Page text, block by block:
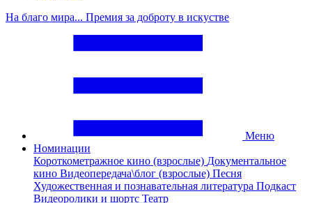
На благо мира... Премия за доброту в искустве
Меню
Номинации
Короткометражное кино (взрослые) Документальное
кино Видеопередача\блог (взрослые) Песня
Художественная и познавательная литература Подкаст
Видеоролики и шортс Театр